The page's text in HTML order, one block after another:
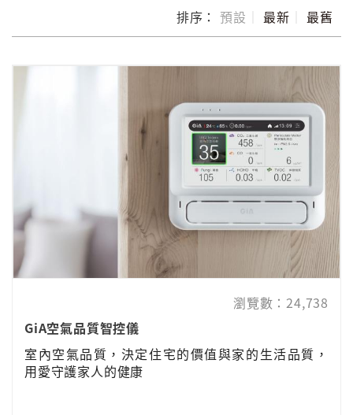
排序：預設 最新 最舊
瀏覽數：24,738
GiA空氣品質智控儀
室內空氣品質，決定住宅的價值與家的生活品質，
用愛守護家人的健康